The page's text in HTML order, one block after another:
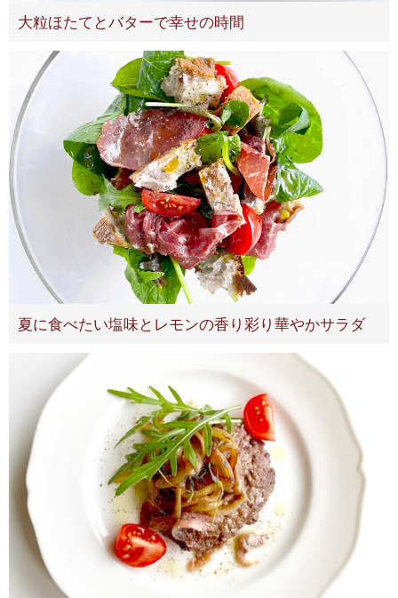
大粒ほたてとバターで幸せの時間
夏に食べたい塩味とレモンの香り彩り華やかサラダ